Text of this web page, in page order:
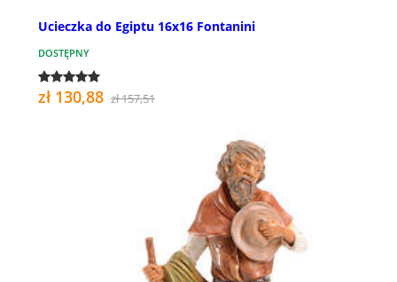
Ucieczka do Egiptu 16x16 Fontanini
DOSTĘPNY
zł 130,88 zł 157,51